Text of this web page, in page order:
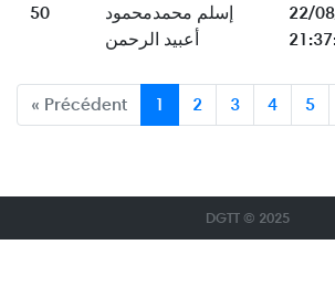
50
إسلم محمدمحمود
أعبيد الرحمن
22/
« Précédent 1 2 3 4 5
DGTT © 2025